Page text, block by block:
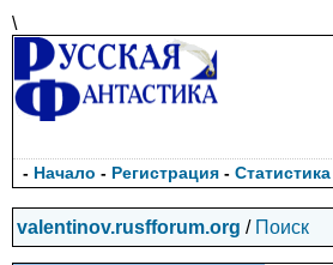
\
- Начало - Регистрация - Статистика
valentinov.rusfforum.org / Поиск